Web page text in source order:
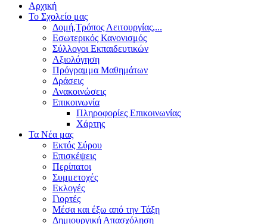
Αρχική
Το Σχολείο μας
Δομή,Τρόπος Λειτουργίας,...
Εσωτερικός Κανονισμός
Σύλλογοι Εκπαιδευτικών
Αξιολόγηση
Πρόγραμμα Μαθημάτων
Δράσεις
Ανακοινώσεις
Επικοινωνία
Πληροφορίες Επικοινωνίας
Χάρτης
Τα Νέα μας
Εκτός Σύρου
Επισκέψεις
Περίπατοι
Συμμετοχές
Εκλογές
Γιορτές
Μέσα και έξω από την Τάξη
Δημιουργική Απασχόληση